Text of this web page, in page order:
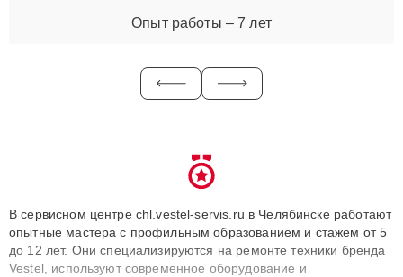
Опыт работы – 7 лет
В сервисном центре chl.vestel-servis.ru в Челябинске работают
опытные мастера с профильным образованием и стажем от 5
до 12 лет. Они специализируются на ремонте техники бренда
Vestel, используют современное оборудование и